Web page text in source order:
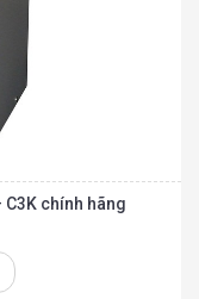
C3K chính hãng